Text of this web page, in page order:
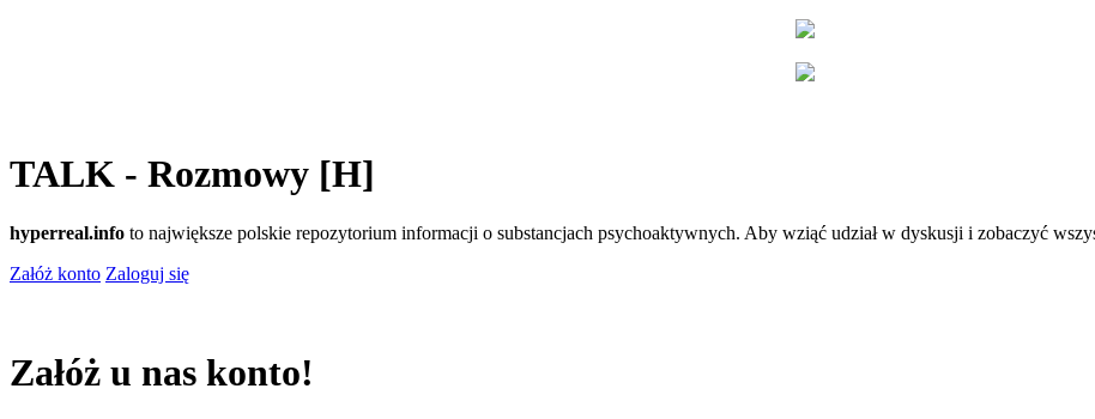
TALK - Rozmowy [H]
hyperreal.info to największe polskie repozytorium informacji o substancjach psychoaktywnych. Aby wziąć udział w dyskusji i zobaczyć
Załóż konto Zaloguj się
Załóż u nas konto!